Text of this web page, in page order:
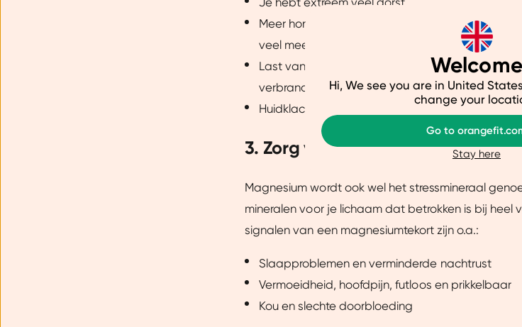
Toestemming Details
Wij gebruiken cookies om jouw ervaring beter te maken.
Dankzij cookies kunnen we onze website beter afstemmen op jouw
gebruiksgemak vergroten. Daarnaast helpen ze ons om onze
onze vertrouwde partners om je een gepersonaliseerde ervaring te
Aanpassen
Meer honger (een teveel aan eiwitten in je
veel meer trek krijgt)
Last van winderigheid (met een zeer
verbranding van een teveel aan eiwitten)
Huidklachten (onrustige huid, acne)
3. Zorg voor voldoende
Magnesium wordt ook wel het stressmineraal
mineralen voor je lichaam dat betrokken is bij heel
signalen van een magnesiumtekort zijn o.a.:
Slaapproblemen en verminderde nachtrust
Vermoeidheid, hoofdpijn, futloos en prikkelbaar
Kou en slechte doorbloeding
Welcome
Hi, We see you are in United
change your
Go to
Stay here